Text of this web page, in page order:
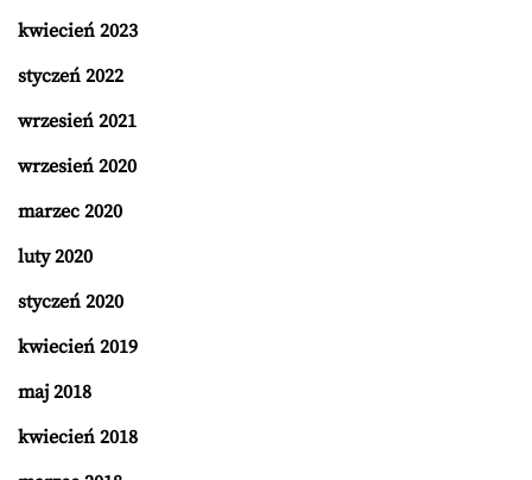
kwiecień 2023
styczeń 2022
wrzesień 2021
wrzesień 2020
marzec 2020
luty 2020
styczeń 2020
kwiecień 2019
maj 2018
kwiecień 2018